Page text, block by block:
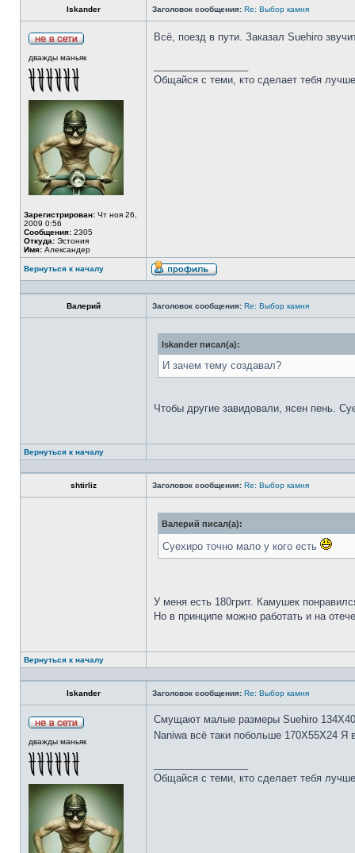
Iskander Заголовок сообщения: Re: Выбор камня
дважды маньяк
Зарегистрирован: Чт ноя 26,
2009 0:56
Сообщения: 2305
Откуда: Эстония
Имя: Александер
Всё, поезд в пути. Заказал Suehiro
Общайся с теми, кто сделает тебя
Вернуться к началу
Валерий Заголовок сообщения: Re: Выбор камня
Iskander писал(а):
И зачем тему создавал?
Чтобы другие завидовали, ясен пень.
Вернуться к началу
shtirliz Заголовок сообщения: Re: Выбор камня
Валерий писал(а):
Суехиро точно мало у кого есть
У меня есть 180грит. Камушек
Но в принципе можно работать и на
Вернуться к началу
Iskander Заголовок сообщения: Re: Выбор камня
дважды маньяк
Смущают малые размеры Suehiro
Naniwa всё таки побольше 170Х55Х24 Я
Общайся с теми, кто сделает тебя